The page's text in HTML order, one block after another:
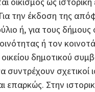
την έκδοση της
ή, για τους
ή τον
δημοτικού
σχετικοί
επαρκώς. Στην